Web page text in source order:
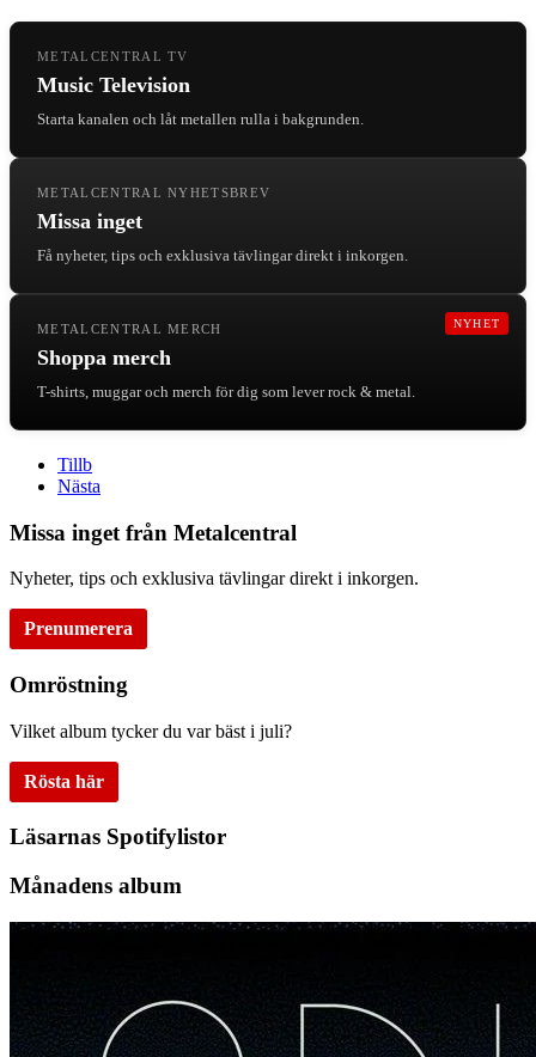
METALCENTRAL TV
Music Television
Starta kanalen och låt metallen rulla i bakgrunden.
METALCENTRAL NYHETSBREV
Missa inget
Få nyheter, tips och exklusiva tävlingar direkt i inkorgen.
NYHET
METALCENTRAL MERCH
Shoppa merch
T-shirts, muggar och merch för dig som lever rock & metal.
Tillb
Nästa
Missa inget från Metalcentral
Nyheter, tips och exklusiva tävlingar direkt i inkorgen.
Prenumerera
Omröstning
Vilket album tycker du var bäst i juli?
Rösta här
Läsarnas Spotifylistor
Månadens album